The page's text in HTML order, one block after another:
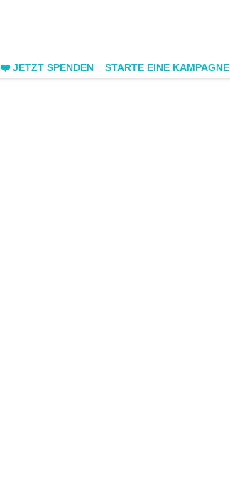
❤️ JETZT SPENDEN STARTE EINE KAMPAGNE